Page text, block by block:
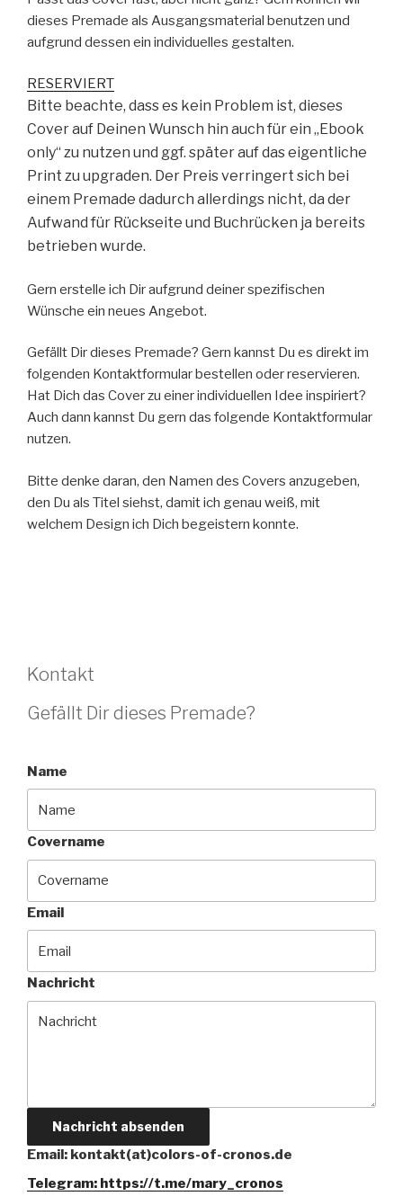
dieses Premade als Ausgangsmaterial benutzen und
aufgrund dessen ein individuelles gestalten.
RESERVIERT
Bitte beachte, dass es kein Problem ist, dieses
Cover auf Deinen Wunsch hin auch für ein „Ebook
only“ zu nutzen und ggf. später auf das eigentliche
Print zu upgraden. Der Preis verringert sich bei
einem Premade dadurch allerdings nicht, da der
Aufwand für Rückseite und Buchrücken ja bereits
betrieben wurde.
Gern erstelle ich Dir aufgrund deiner spezifischen
Wünsche ein neues Angebot.
Gefällt Dir dieses Premade? Gern kannst Du es direkt im
folgenden Kontaktformular bestellen oder reservieren.
Hat Dich das Cover zu einer individuellen Idee inspiriert?
Auch dann kannst Du gern das folgende Kontaktformular
nutzen.
Bitte denke daran, den Namen des Covers anzugeben,
den Du als Titel siehst, damit ich genau weiß, mit
welchem Design ich Dich begeistern konnte.
Kontakt
Gefällt Dir dieses Premade?
Name
Covername
Email
Nachricht
Nachricht absenden
Email: kontakt(at)colors-of-cronos.de
Telegram: https://t.me/mary_cronos